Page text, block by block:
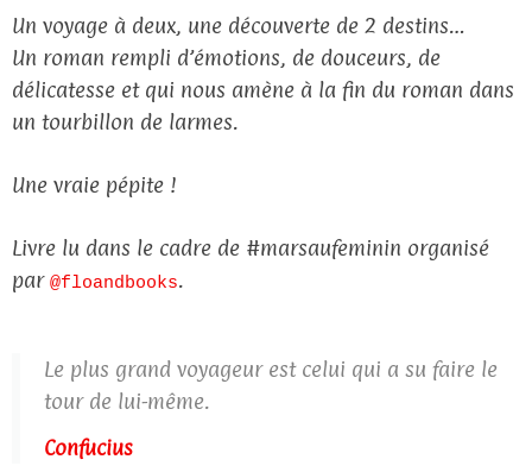
Un voyage à deux, une découverte de 2 destins…
Un roman rempli d’émotions, de douceurs, de
délicatesse et qui nous amène à la fin du roman dans
un tourbillon de larmes.
Une vraie pépite !
Livre lu dans le cadre de #marsaufeminin organisé
par @floandbooks.
Le plus grand voyageur est celui qui a su faire le
tour de lui-même.
Confucius